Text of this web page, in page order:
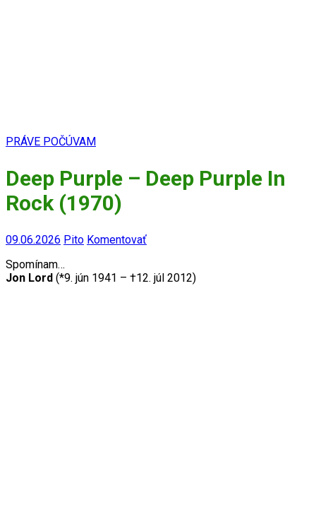
PRÁVE POČÚVAM
Deep Purple – Deep Purple In
Rock (1970)
09.06.2026 Pito Komentovať
Spomínam…
Jon Lord (*9. jún 1941 – †12. júl 2012)